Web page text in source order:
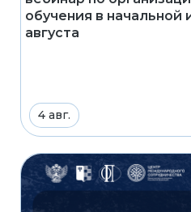
обучения в начальной
августа
4 авг.